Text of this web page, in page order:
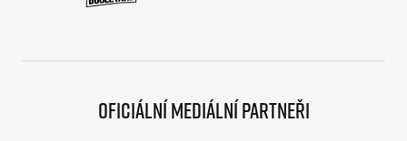
Oficiální mediální partneři